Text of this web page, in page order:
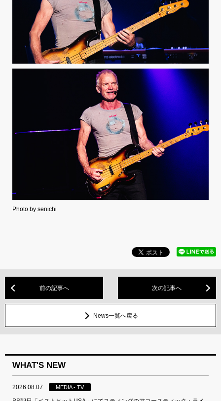
Photo by senichi
前の記事へ 次の記事へ
News一覧へ戻る
WHAT'S NEW
2026.08.07 MEDIA - TV